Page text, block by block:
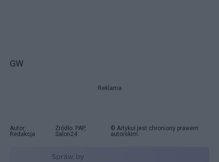
GW
Reklama
Autor:
Redakcja
Źródło: PAP,
Salon24
© Artykuł jest chroniony prawem
autorskim.